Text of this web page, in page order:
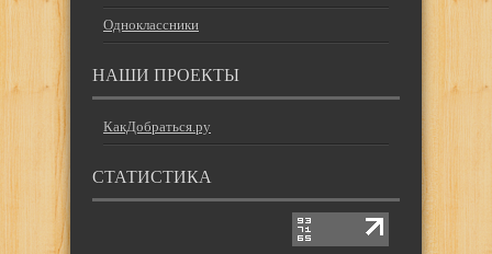
Одноклассники
НАШИ ПРОЕКТЫ
КакДобраться.ру
СТАТИСТИКА